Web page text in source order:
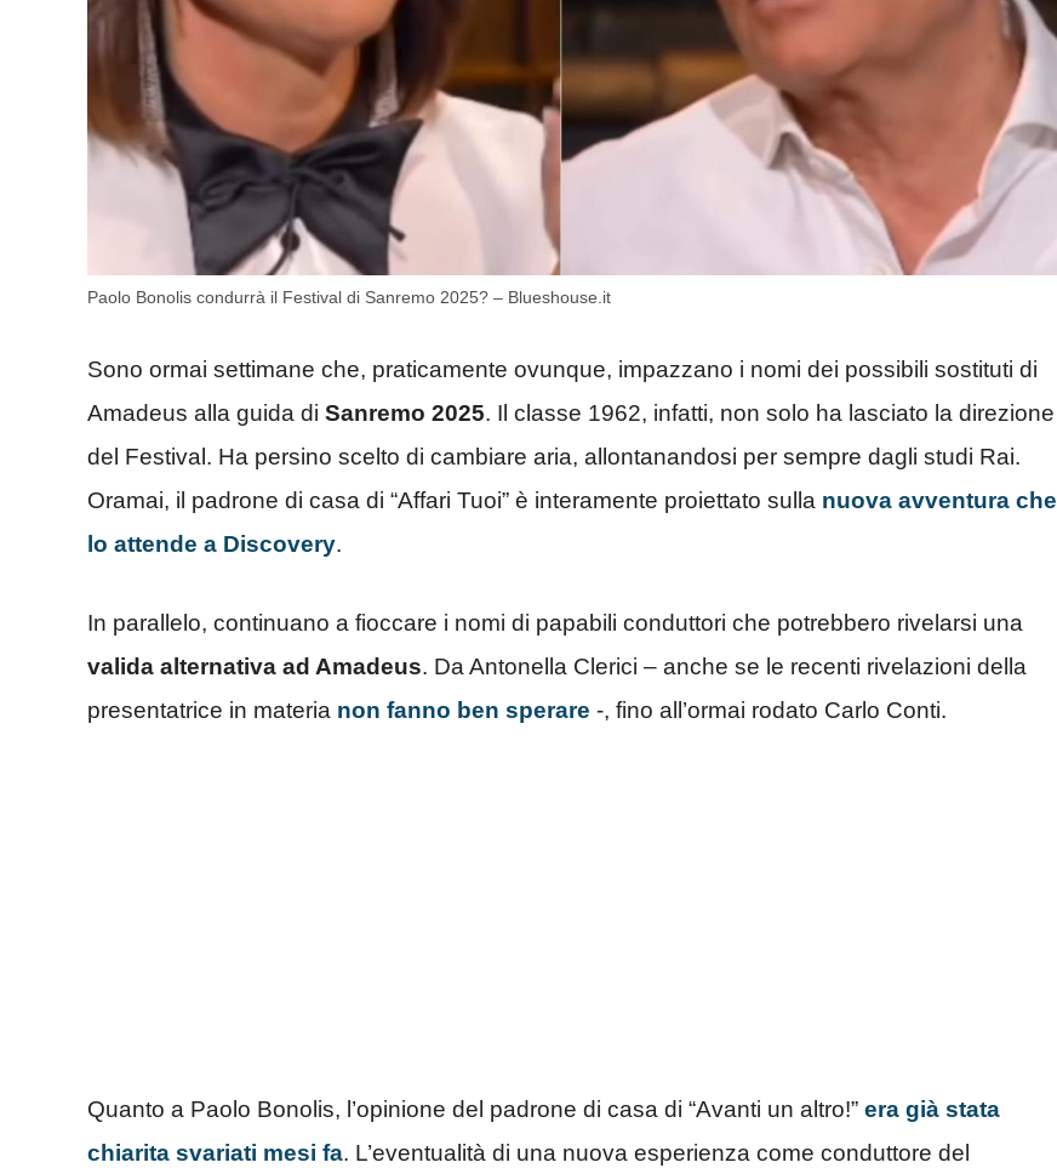
Paolo Bonolis condurrà il Festival di Sanremo 2025? – Blueshouse.it
Sono ormai settimane che, praticamente ovunque, impazzano i nomi dei possibili sostituti di
Amadeus alla guida di Sanremo 2025. Il classe 1962, infatti, non solo ha lasciato la direzione
del Festival. Ha persino scelto di cambiare aria, allontanandosi per sempre dagli studi Rai.
Oramai, il padrone di casa di “Affari Tuoi” è interamente proiettato sulla nuova avventura che
lo attende a Discovery.
In parallelo, continuano a fioccare i nomi di papabili conduttori che potrebbero rivelarsi una
valida alternativa ad Amadeus. Da Antonella Clerici – anche se le recenti rivelazioni della
presentatrice in materia non fanno ben sperare -, fino all’ormai rodato Carlo Conti.
Quanto a Paolo Bonolis, l’opinione del padrone di casa di “Avanti un altro!” era già stata
chiarita svariati mesi fa. L’eventualità di una nuova esperienza come conduttore del